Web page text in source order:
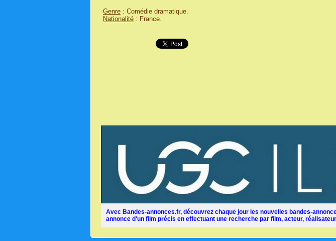
Genre : Comédie dramatique.
Nationalité : France.
Avec Bandes-annonces.fr, découvrez chaque jour les nouvelles bandes-
annonce d'un film précis en effectuant une recherche par film, acteur,